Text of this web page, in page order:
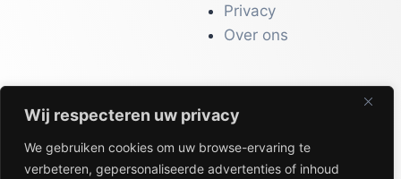
Wij respecteren uw privacy
We gebruiken cookies om uw browse-ervaring te
verbeteren, gepersonaliseerde advertenties of inhoud
Privacy
Over ons
CATALOGI
Workwear &